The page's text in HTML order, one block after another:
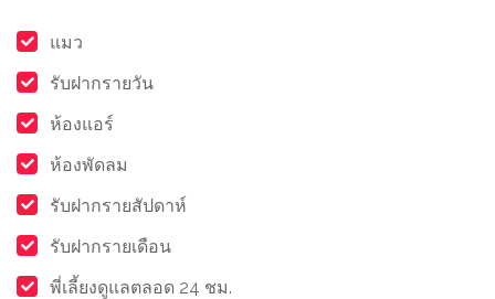
แมว
รับฝากรายวัน
ห้องแอร์
ห้องพัดลม
รับฝากรายสัปดาห์
รับฝากรายเดือน
พี่เลี้ยงดูแลตลอด 24 ชม.